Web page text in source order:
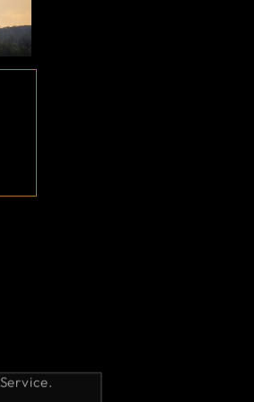
Die beste Internetlösung für